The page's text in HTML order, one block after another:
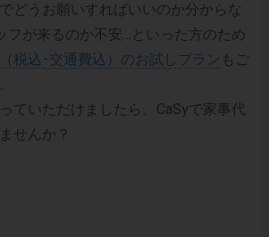
どうお願いすればいいのか分からな
フが来るのか不安…といった方のため
税込･交通費込）のお試しプラン もご
ていただけましたら、CaSyで家事代
せんか？